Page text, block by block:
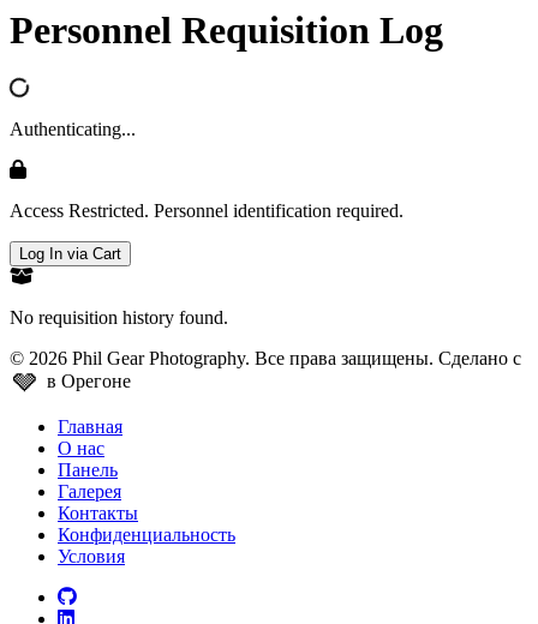
Personnel Requisition Log
Authenticating...
Access Restricted. Personnel identification required.
Log In via Cart
No requisition history found.
© 2026 Phil Gear Photography. Все права защищены. Сделано с
🩶 в Орегоне
Главная
О нас
Панель
Галерея
Контакты
Конфиденциальность
Условия